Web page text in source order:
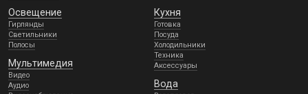
Освещение
Гирлянды
Светильники
Полосы
Мультимедия
Видео
Аудио
Кухня
Готовка
Посуда
Холодильники
Техника
Аксессуары
Вода